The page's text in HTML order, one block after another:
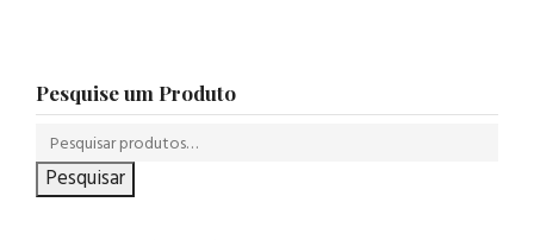
Pesquise um Produto
Pesquisar